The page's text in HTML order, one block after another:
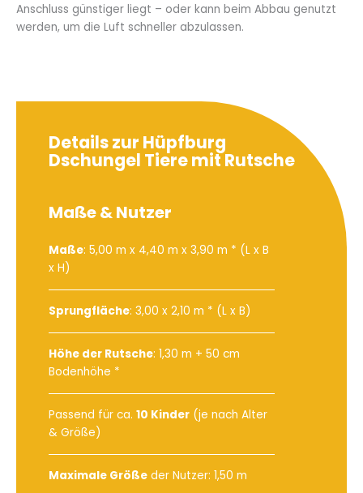
Anschluss günstiger liegt – oder kann beim Abbau genutzt
werden, um die Luft schneller abzulassen.
Details zur Hüpfburg
Dschungel Tiere mit Rutsche
Maße & Nutzer
Maße: 5,00 m x 4,40 m x 3,90 m * (L x B
x H)
Sprungfläche: 3,00 x 2,10 m * (L x B)
Höhe der Rutsche: 1,30 m + 50 cm
Bodenhöhe *
Passend für ca. 10 Kinder (je nach Alter
& Größe)
Maximale Größe der Nutzer: 1,50 m